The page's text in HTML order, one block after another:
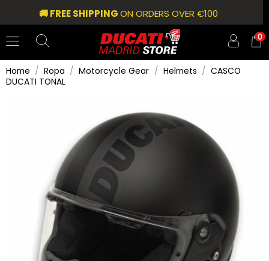
🚚 FREE SHIPPINGON ORDERS OVER €100
0
Home Ropa Motorcycle Gear Helmets
CASCO
DUCATI TONAL